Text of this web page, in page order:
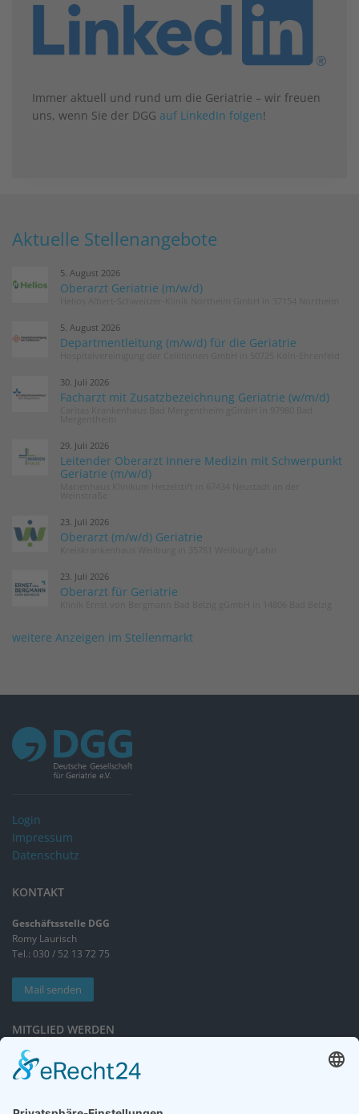
Immer aktuell und rund um die Geriatrie – wir freuen
uns, wenn Sie der DGG auf LinkedIn folgen!
Aktuelle Stellenangebote
5. August 2026
Oberarzt Geriatrie (m/w/d)
5. August 2026
Departmentleitung (m/w/d) für die Geriatrie
30. Juli 2026
Facharzt mit Zusatzbezeichnung Geriatrie (w/m/d)
29. Juli 2026
Leitender Oberarzt Innere Medizin mit Schwerpunkt
Geriatrie (m/w/d)
23. Juli 2026
Oberarzt (m/w/d) Geriatrie
23. Juli 2026
Oberarzt für Geriatrie
weitere Anzeigen im Stellenmarkt
Login
Impressum
Datenschutz
KONTAKT
Geschäftsstelle DGG
Romy Laurisch
Tel.: 030 / 52 13 72 75
Mail senden
MITGLIED WERDEN
Sieben gute Gründe
für Ihre Mitgliedschaft